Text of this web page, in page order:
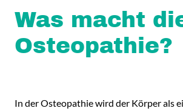
Was macht
Osteopathie?
In der Osteopathie wird der Körper als